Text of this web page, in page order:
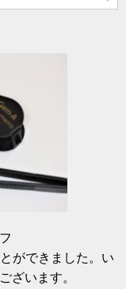
ができました。い
ざいます。